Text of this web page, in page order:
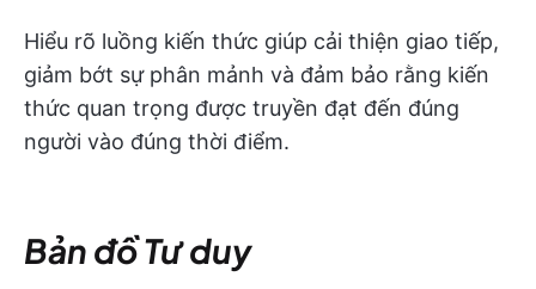
Hiểu rõ luồng kiến thức giúp cải thiện giao tiếp,
giảm bớt sự phân mảnh và đảm bảo rằng kiến
thức quan trọng được truyền đạt đến đúng
người vào đúng thời điểm.
Bản đồ Tư duy